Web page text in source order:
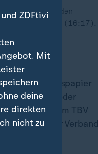
Team verlor den
29:31 (16:17).
Arbeitspapier
immer wieder
Kehrmann vom TBV
Doch der Verband
ZDFtivi
Mit
deine
direkten
nicht zu